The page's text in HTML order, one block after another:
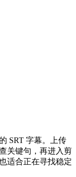
SRT 字幕。上传
关键句，再进入剪
适合正在寻找稳定